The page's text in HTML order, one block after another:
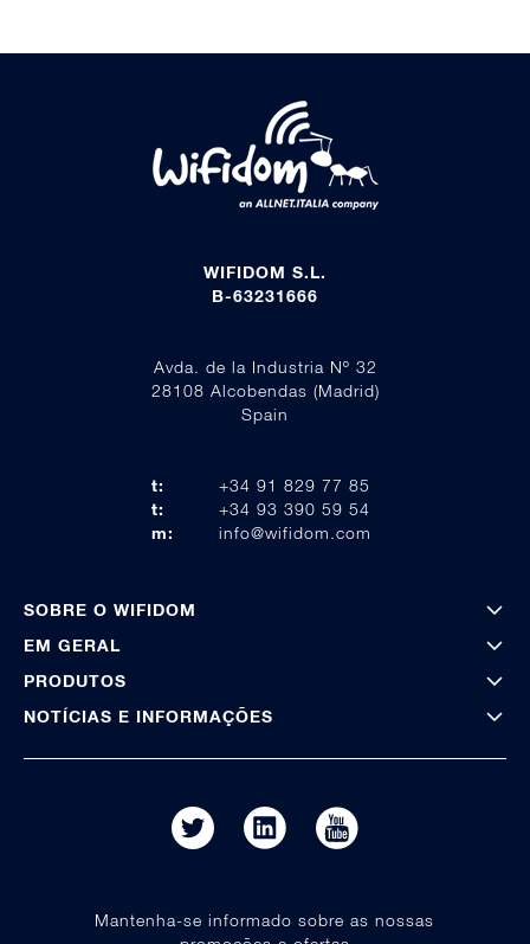
WIFIDOM S.L.
B-63231666
Avda. de la Industria Nº 32
28108 Alcobendas (Madrid)
Spain
t:
+34 91 829 77 85
t:
+34 93 390 59 54
m:
info@wifidom.com
SOBRE O WIFIDOM
EM GERAL
PRODUTOS
NOTÍCIAS E INFORMAÇÕES
Mantenha-se informado sobre as nossas